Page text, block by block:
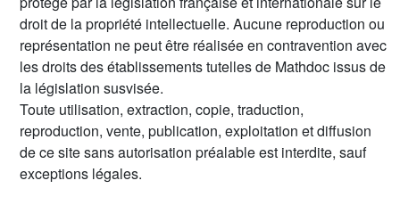
droit de la propriété intellectuelle. Aucune reproduction ou
représentation ne peut être réalisée en contravention avec
les droits des établissements tutelles de Mathdoc issus de
la législation susvisée.
Toute utilisation, extraction, copie, traduction,
reproduction, vente, publication, exploitation et diffusion
de ce site sans autorisation préalable est interdite, sauf
exceptions légales.